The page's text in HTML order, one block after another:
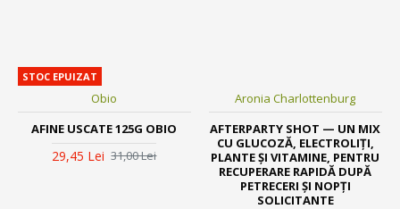
STOC EPUIZAT
Obio
AFINE USCATE 125G OBIO
29,45 Lei 31,00 Lei
Aronia Charlottenburg
AFTERPARTY SHOT — UN MIX
CU GLUCOZĂ, ELECTROLIȚI,
PLANTE ȘI VITAMINE, PENTRU
RECUPERARE RAPIDĂ DUPĂ
PETRECERI ȘI NOPȚI
SOLICITANTE